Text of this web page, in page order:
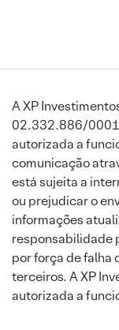
A XP
02.332.886/
autorizada a
comunicação
está sujeita a
ou prejudicar o
informações
responsabilidade
por força de falha
terceiros. A XP
autorizada a